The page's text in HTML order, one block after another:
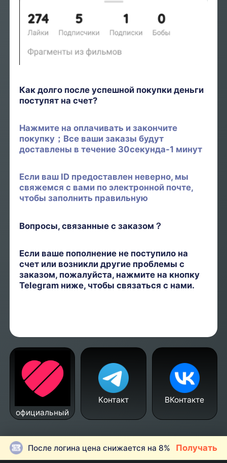
Как долго после успешной покупки деньги
поступят на счет?
Нажмите на оплачивать и закончите
покупку；Все ваши заказы будут
доставлены в течение 30секунда-1 минут
Если ваш ID предоставлен неверно, мы
свяжемся с вами по электронной почте,
чтобы заполнить правильную
Вопросы, связанные с заказом？
Если ваше пополнение не поступило на
счет или возникли другие проблемы с
заказом, пожалуйста, нажмите на кнопку
Telegram ниже, чтобы связаться с нами.
официальный
Kонтакт ВКонтакте
После логина цена снижается на 8% Получать